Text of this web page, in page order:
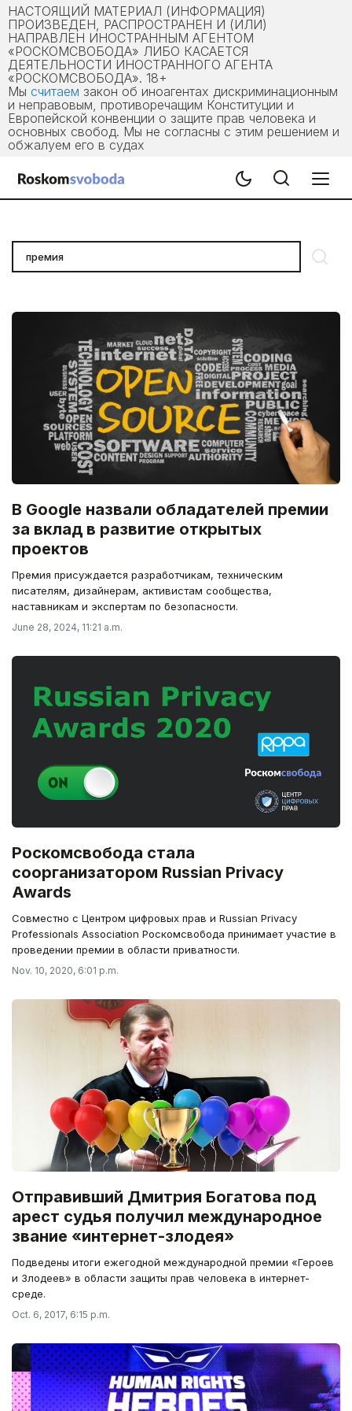
НАСТОЯЩИЙ МАТЕРИАЛ (ИНФОРМАЦИЯ)
ПРОИЗВЕДЕН, РАСПРОСТРАНЕН И (ИЛИ)
НАПРАВЛЕН ИНОСТРАННЫМ АГЕНТОМ
«РОСКОМСВОБОДА» ЛИБО КАСАЕТСЯ
ДЕЯТЕЛЬНОСТИ ИНОСТРАННОГО АГЕНТА
«РОСКОМСВОБОДА». 18+
Мы считаем закон об иноагентах дискриминационным
и неправовым, противоречащим Конституции и
Европейской конвенции о защите прав человека и
основных свобод. Мы не согласны с этим решением и
обжалуем его в судах
В Google назвали обладателей премии
за вклад в развитие открытых
проектов
Премия присуждается разработчикам, техническим
писателям, дизайнерам, активистам сообщества,
наставникам и экспертам по безопасности.
June 28, 2024, 11:21 a.m.
Роскомсвобода стала
соорганизатором Russian Privacy
Awards
Совместно с Центром цифровых прав и Russian Privacy
Professionals Association Роскомсвобода принимает участие в
проведении премии в области приватности.
Nov. 10, 2020, 6:01 p.m.
Отправивший Дмитрия Богатова под
арест судья получил международное
звание «интернет-злодея»
Подведены итоги ежегодной международной премии «Героев
и Злодеев» в области защиты прав человека в интернет-
среде.
Oct. 6, 2017, 6:15 p.m.